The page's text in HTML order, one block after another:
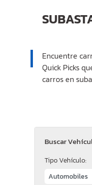
Encuentre
Quick Picks
carros en
Buscar
Tipo Vehículo: